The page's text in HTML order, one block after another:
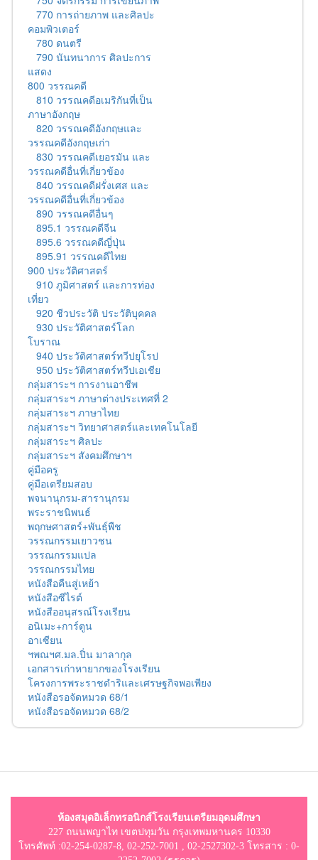
770 การถ่ายภาพ และศิลปะ
คอมพิวเตอร์
780 ดนตรี
790 นันทนาการ ศิลปะการ
แสดง
800 วรรณคดี
810 วรรณคดีอเมริกันที่เป็น
ภาษาอังกฤษ
820 วรรณคดีอังกฤษและ
วรรณคดีอังกฤษเก่า
830 วรรณคดีเยอรมัน และ
วรรณคดีอื่นที่เกี่ยวข้อง
840 วรรณคดีฝรั่งเศส และ
วรรณคดีอื่นที่เกี่ยวข้อง
890 วรรณคดีอื่นๆ
895.1 วรรณคดีจีน
895.6 วรรณคดีญี่ปุ่น
895.91 วรรณคดีไทย
900 ประวัติศาสตร์
910 ภูมิศาสตร์ และการท่อง
เที่ยว
920 ชีวประวัติ ประวัติบุคคล
930 ประวัติศาสตร์โลก
โบราณ
940 ประวัติศาสตร์ทวีปยุโรป
950 ประวัติศาสตร์ทวีปเอเชีย
กลุ่มสาระฯ การงานอาชีพ
กลุ่มสาระฯ ภาษาต่างประเทศที่ 2
กลุ่มสาระฯ ภาษาไทย
กลุ่มสาระฯ วิทยาศาสตร์และเทคโนโลยี
กลุ่มสาระฯ ศิลปะ
กลุ่มสาระฯ สังคมศึกษาฯ
คู่มือครู
คู่มือเตรียมสอบ
พจนานุกรม-สารานุกรม
พระราชนิพนธ์
พฤกษศาสตร์+พันธุ์พืช
วรรณกรรมเยาวชน
วรรณกรรมแปล
วรรณกรรมไทย
หนังสือคืนสู่เหย้า
หนังสือซีไรต์
หนังสืออนุสรณ์โรงเรียน
อนิเมะ+การ์ตูน
อาเซียน
ฯพณฯศ.มล.ปิ่น มาลากุล
เอกสารเก่าหายากของโรงเรียน
โครงการพระราชดำริและเศรษฐกิจพอเพียง
หนังสือรอจัดหมวด 68/1
หนังสือรอจัดหมวด 68/2
ห้องสมุดอิเล็กทรอนิกส์โรงเรียนเตรียมอุดมศึกษา
227 ถนนพญาไท เขตปทุมวัน กรุงเทพมหานคร 10330
โทรศัพท์ :02-254-0287-8, 02-252-7001 , 02-2527302-3 โทรสาร : 0-